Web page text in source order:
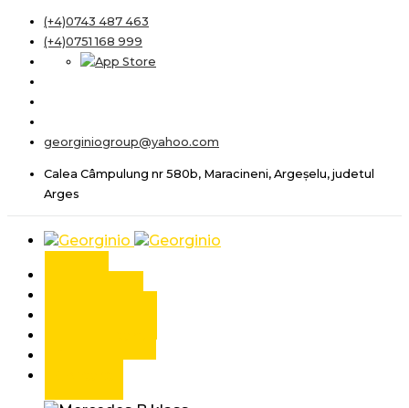
(+4)0743 487 463
(+4)0751 168 999
georginiogroup@yahoo.com
Calea Câmpulung nr 580b, Maracineni, Argeșelu, judetul
Arges